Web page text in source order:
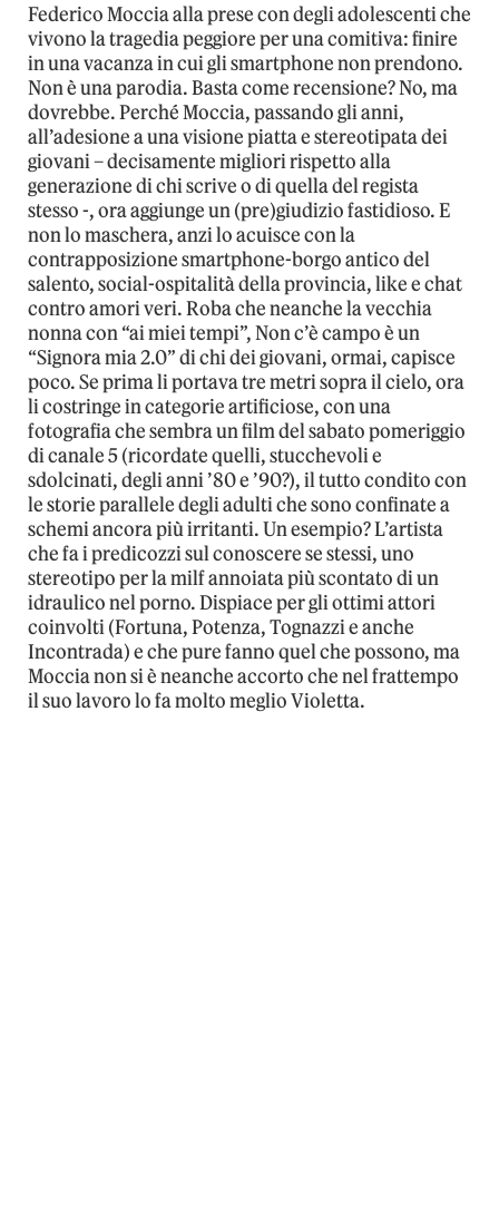
Federico Moccia alla prese con degli adolescenti che
vivono la tragedia peggiore per una comitiva: finire
in una vacanza in cui gli smartphone non prendono.
Non è una parodia. Basta come recensione? No, ma
dovrebbe. Perché Moccia, passando gli anni,
all’adesione a una visione piatta e stereotipata dei
giovani – decisamente migliori rispetto alla
generazione di chi scrive o di quella del regista
stesso -, ora aggiunge un (pre)giudizio fastidioso. E
non lo maschera, anzi lo acuisce con la
contrapposizione smartphone-borgo antico del
salento, social-ospitalità della provincia, like e chat
contro amori veri. Roba che neanche la vecchia
nonna con “ai miei tempi”, Non c’è campo è un
“Signora mia 2.0” di chi dei giovani, ormai, capisce
poco. Se prima li portava tre metri sopra il cielo, ora
li costringe in categorie artificiose, con una
fotografia che sembra un film del sabato pomeriggio
di canale 5 (ricordate quelli, stucchevoli e
sdolcinati, degli anni ’80 e ’90?), il tutto condito con
le storie parallele degli adulti che sono confinate a
schemi ancora più irritanti. Un esempio? L’artista
che fa i predicozzi sul conoscere se stessi, uno
stereotipo per la milf annoiata più scontato di un
idraulico nel porno. Dispiace per gli ottimi attori
coinvolti (Fortuna, Potenza, Tognazzi e anche
Incontrada) e che pure fanno quel che possono, ma
Moccia non si è neanche accorto che nel frattempo
il suo lavoro lo fa molto meglio Violetta.